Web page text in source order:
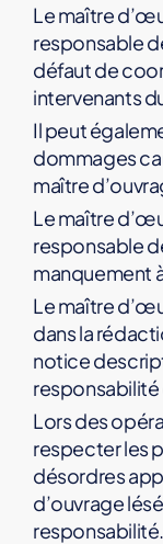
Le maître
responsable
défaut de
intervenants
Il peut
dommages
maître
Le maître
responsable
manquement
Le maître
dans la
notice
Lors des
respecter les
désordres
d’ouvrage
responsabilité.